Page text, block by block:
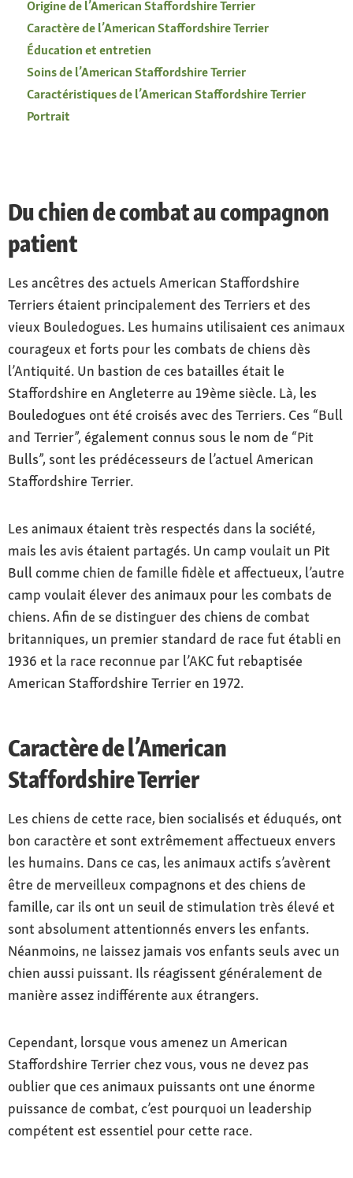
Origine de l’American Staffordshire Terrier
Caractère de l’American Staffordshire Terrier
Éducation et entretien
Soins de l’American Staffordshire Terrier
Caractéristiques de l’American Staffordshire Terrier
Portrait
Du chien de combat au compagnon
patient
Les ancêtres des actuels American Staffordshire
Terriers étaient principalement des Terriers et des
vieux Bouledogues. Les humains utilisaient ces animaux
courageux et forts pour les combats de chiens dès
l’Antiquité. Un bastion de ces batailles était le
Staffordshire en Angleterre au 19ème siècle. Là, les
Bouledogues ont été croisés avec des Terriers. Ces “Bull
and Terrier”, également connus sous le nom de “Pit
Bulls”, sont les prédécesseurs de l’actuel American
Staffordshire Terrier.
Les animaux étaient très respectés dans la société,
mais les avis étaient partagés. Un camp voulait un Pit
Bull comme chien de famille fidèle et affectueux, l’autre
camp voulait élever des animaux pour les combats de
chiens. Afin de se distinguer des chiens de combat
britanniques, un premier standard de race fut établi en
1936 et la race reconnue par l’AKC fut rebaptisée
American Staffordshire Terrier en 1972.
Caractère de l’American
Staffordshire Terrier
Les chiens de cette race, bien socialisés et éduqués, ont
bon caractère et sont extrêmement affectueux envers
les humains. Dans ce cas, les animaux actifs s’avèrent
être de merveilleux compagnons et des chiens de
famille, car ils ont un seuil de stimulation très élevé et
sont absolument attentionnés envers les enfants.
Néanmoins, ne laissez jamais vos enfants seuls avec un
chien aussi puissant. Ils réagissent généralement de
manière assez indifférente aux étrangers.
Cependant, lorsque vous amenez un American
Staffordshire Terrier chez vous, vous ne devez pas
oublier que ces animaux puissants ont une énorme
puissance de combat, c’est pourquoi un leadership
compétent est essentiel pour cette race.